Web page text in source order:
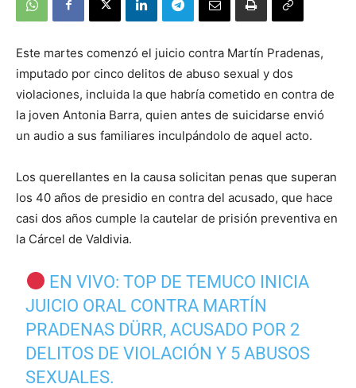
Este martes comenzó el juicio contra Martín Pradenas,
imputado por cinco delitos de abuso sexual y dos
violaciones, incluida la que habría cometido en contra de
la joven Antonia Barra, quien antes de suicidarse envió
un audio a sus familiares inculpándolo de aquel acto.
Los querellantes en la causa solicitan penas que superan
los 40 años de presidio en contra del acusado, que hace
casi dos años cumple la cautelar de prisión preventiva en
la Cárcel de Valdivia.
EN VIVO: TOP DE TEMUCO INICIA
JUICIO ORAL CONTRA MARTÍN
PRADENAS DÜRR, ACUSADO POR 2
DELITOS DE VIOLACIÓN Y 5 ABUSOS
SEXUALES.